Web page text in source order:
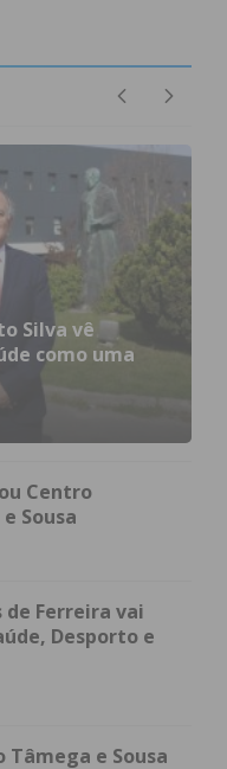
Silva vê
como uma
Centro
Sousa
de Ferreira vai
Desporto e
e Sousa